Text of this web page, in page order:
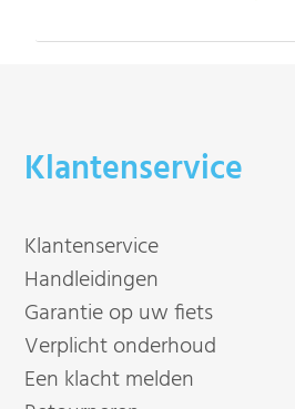
Klantenservice
Klantenservice
Handleidingen
Garantie op uw fiets
Verplicht onderhoud
Een klacht melden